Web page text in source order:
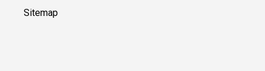
Sitemap